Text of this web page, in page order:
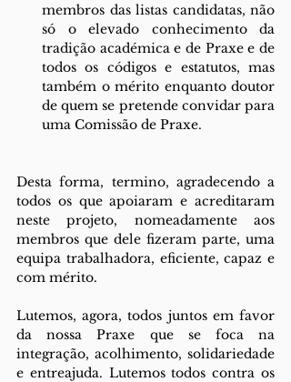
membros das listas candidatas, não
só o elevado conhecimento da
tradição académica e de Praxe e de
todos os códigos e estatutos, mas
também o mérito enquanto doutor
de quem se pretende convidar para
uma Comissão de Praxe.
Desta forma, termino, agradecendo a
todos os que apoiaram e acreditaram
neste projeto, nomeadamente aos
membros que dele fizeram parte, uma
equipa trabalhadora, eficiente, capaz e
com mérito.
Lutemos, agora, todos juntos em favor
da nossa Praxe que se foca na
integração, acolhimento, solidariedade
e entreajuda. Lutemos todos contra os